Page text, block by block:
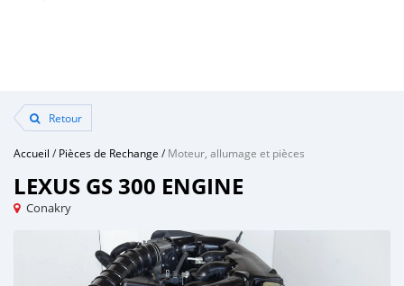
Retour
Accueil /Pièces de Rechange /Moteur, allumage et pièces
LEXUS GS 300 ENGINE
Conakry